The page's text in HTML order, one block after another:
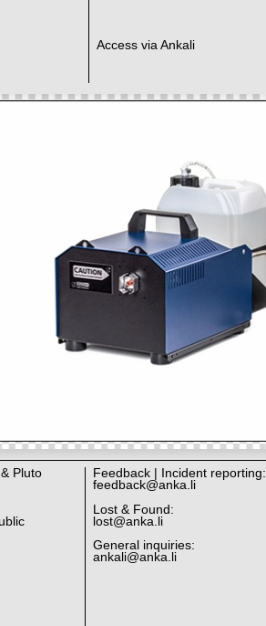
Access via Ankali
Pluto
Feedback | Incident reporting:
feedback@anka.li
Lost & Found:
lost@anka.li
General inquiries:
ankali@anka.li